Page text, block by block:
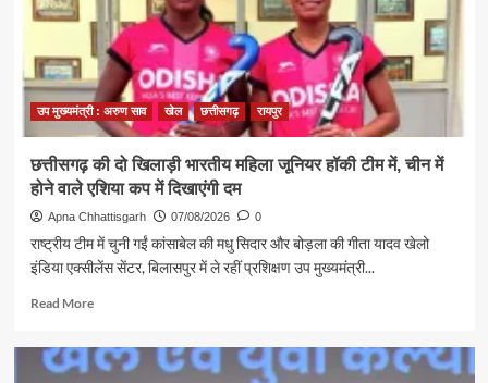
आमजन
की
समस्याएं
उप मुख्यमंत्री : अरुण साव खेल छत्तीसगढ़ रायपुर
छत्तीसगढ़ की दो खिलाड़ी भारतीय महिला जूनियर हॉकी टीम में, चीन में
होने वाले एशिया कप में दिखाएंगी दम
Apna Chhattisgarh 07/08/2026 0
राष्ट्रीय टीम में चुनी गईं कांसाबेल की मधु सिदार और बोड़ला की गीता यादव खेलो
इंडिया एक्सीलेंस सेंटर, बिलासपुर में ले रहीं प्रशिक्षण उप मुख्यमंत्री...
Read MoreRead
छत्तीसगढ़